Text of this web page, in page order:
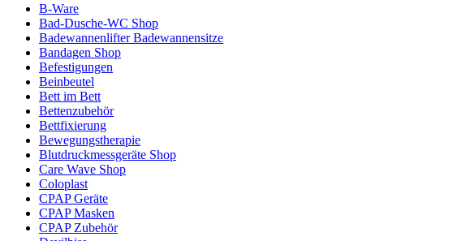
B-Ware
Bad-Dusche-WC Shop
Badewannenlifter Badewannensitze
Bandagen Shop
Befestigungen
Beinbeutel
Bett im Bett
Bettenzubehör
Bettfixierung
Bewegungstherapie
Blutdruckmessgeräte Shop
Care Wave Shop
Coloplast
CPAP Geräte
CPAP Masken
CPAP Zubehör